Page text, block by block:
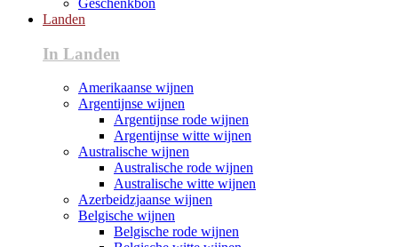
Landen
In Landen
Amerikaanse wijnen
Argentijnse wijnen
Argentijnse rode wijnen
Argentijnse witte wijnen
Australische wijnen
Australische rode wijnen
Australische witte wijnen
Azerbeidzjaanse wijnen
Belgische wijnen
Belgische rode wijnen